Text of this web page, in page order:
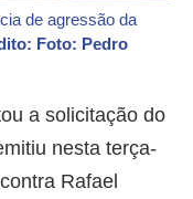
de agressão da
Foto: Pedro
a solicitação do
nesta terça-
Rafael